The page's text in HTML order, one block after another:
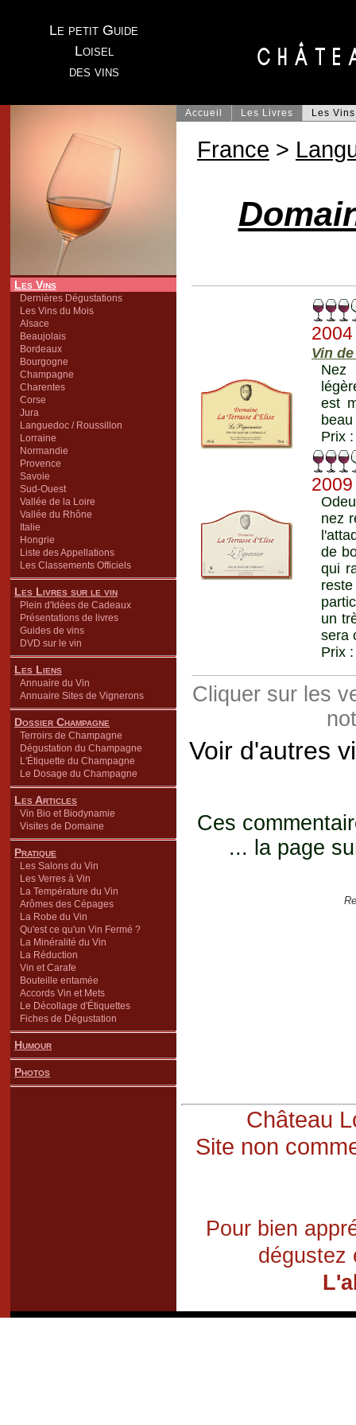
Le petit Guide
Loisel
des vins
Les Vins
Dernières Dégustations
Les Vins du Mois
Alsace
Beaujolais
Bordeaux
Bourgogne
Champagne
Charentes
Corse
Jura
Languedoc / Roussillon
Lorraine
Normandie
Provence
Savoie
Sud-Ouest
Vallée de la Loire
Vallée du Rhône
Italie
Hongrie
Liste des Appellations
Les Classements Officiels
Les Livres sur le vin
Plein d'Idées de Cadeaux
Présentations de livres
Guides de vins
DVD sur le vin
Les Liens
Annuaire du Vin
Annuaire Sites de Vignerons
Dossier Champagne
Terroirs de Champagne
Dégustation du Champagne
L'Étiquette du Champagne
Le Dosage du Champagne
Les Articles
Vin Bio et Biodynamie
Visites de Domaine
Pratique
Les Salons du Vin
Les Verres à Vin
La Température du Vin
Arômes des Cépages
La Robe du Vin
Qu'est ce qu'un Vin Fermé ?
La Minéralité du Vin
La Réduction
Vin et Carafe
Bouteille entamée
Accords Vin et Mets
Le Décollage d'Étiquettes
Fiches de Dégustation
Humour
Photos
Accueil Les Livres Les Vins
France >
2004
Vin
Nez
est
Prix
2009
nez
de
qui
un
sera
Prix
Cliquer sur les
Voir d'autres
Ces
... la page
Château
Site non
Pour bien
dégustez